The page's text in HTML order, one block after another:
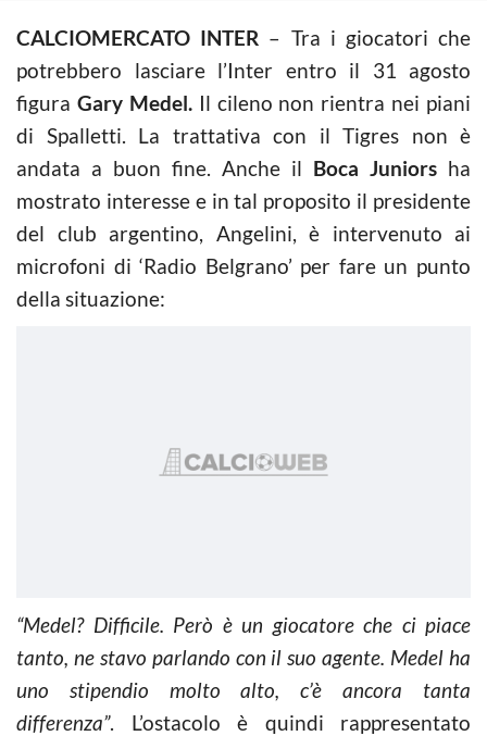
CALCIOMERCATO INTER – Tra i giocatori che
potrebbero lasciare l’Inter entro il 31 agosto
figura Gary Medel.Il cileno non rientra nei piani
di Spalletti. La trattativa con il Tigres non è
andata a buon fine. Anche il Boca Juniors ha
mostrato interesse e in tal proposito il presidente
del club argentino, Angelini, è intervenuto ai
microfoni di ‘Radio Belgrano’ per fare un punto
della situazione:
“Medel? Difficile. Però è un giocatore che ci piace
tanto, ne stavo parlando con il suo agente. Medel ha
uno stipendio molto alto, c’è ancora tanta
differenza”. L’ostacolo è quindi rappresentato